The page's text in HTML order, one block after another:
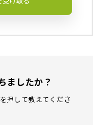
ましたか？
押して教えてくださ